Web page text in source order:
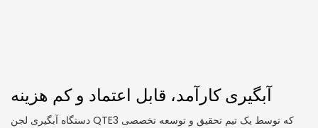
آبگیری کارآمد، قابل اعتماد و کم هزینه
دستگاه آبگیری لجن QTE3 که توسط یک تیم تحقیق و توسعه تخصصی